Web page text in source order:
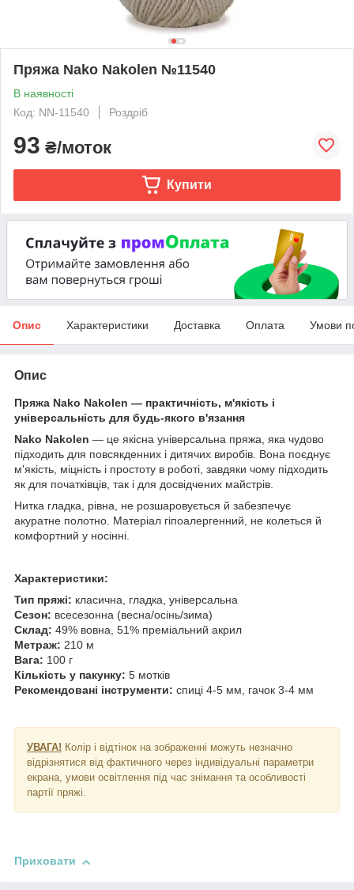
Пряжа Nako Nakolen №11540
В наявності
Код: NN-11540
Роздріб
93 ₴/моток
Купити
Опис Характеристики Доставка Оплата Умови
Опис
Пряжа Nako Nakolen — практичність, м'якість і
універсальність для будь-якого в'язання
Nako Nakolen — це якісна універсальна пряжа, яка чудово
підходить для повсякденних і дитячих виробів. Вона поєднує
м'якість, міцність і простоту в роботі, завдяки чому підходить
як для початківців, так і для досвідчених майстрів.
Нитка гладка, рівна, не розшаровується й забезпечує
акуратне полотно. Матеріал гіпоалергенний, не колеться й
комфортний у носінні.
Характеристики:
Тип пряжі: класична, гладка, універсальна
Сезон: всесезонна (весна/осінь/зима)
Склад: 49% вовна, 51% преміальний акрил
Метраж: 210 м
Вага: 100 г
Кількість у пакунку: 5 мотків
Рекомендовані інструменти: спиці 4-5 мм, гачок 3-4 мм
УВАГА! Колір і відтінок на зображенні можуть незначно
відрізнятися від фактичного через індивідуальні параметри
екрана, умови освітлення під час знімання та особливості
партії пряжі.
Приховати